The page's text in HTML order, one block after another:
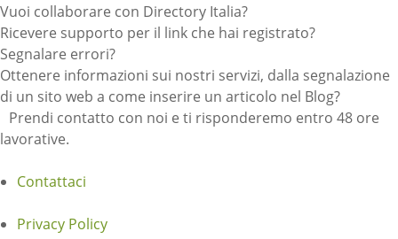
Vuoi collaborare con Directory Italia?
Ricevere supporto per il link che hai registrato?
Segnalare errori?
Ottenere informazioni sui nostri servizi, dalla segnalazione
di un sito web a come inserire un articolo nel Blog?
Prendi contatto con noi e ti risponderemo entro 48 ore
lavorative.
Contattaci
Privacy Policy